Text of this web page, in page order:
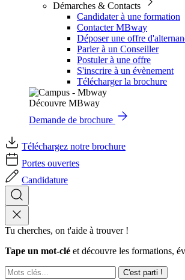
Démarches & Contacts
Candidater à une formation
Contacter MBway
Déposer une offre
Parler à un Conseiller
Postuler à une offre
S'inscrire à un évènement
Télécharger la brochure
Découvre MBway
Demande de brochure
Téléchargez notre brochure
Portes ouvertes
Candidature
Tu cherches, on t'aide à trouver !
Tape un mot-clé et découvre les formations,
C'est parti !